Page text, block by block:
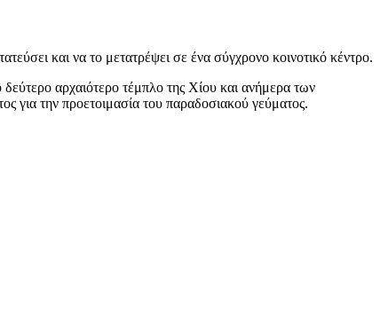
και να το μετατρέψει σε ένα σύγχρονο κοινοτικό κέντρο.
αρχαιότερο τέμπλο της Χίου και ανήμερα των
για την προετοιμασία του παραδοσιακού γεύματος.